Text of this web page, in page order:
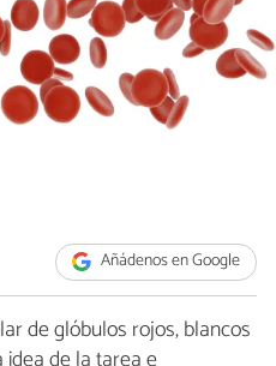
Añádenos en Google
de glóbulos rojos, blancos